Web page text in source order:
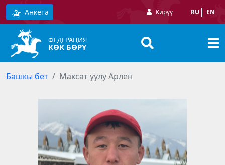
Анкета Кирүү RU EN
ФЕДЕРАЦИЯ
КӨК БӨРҮ
Башкы бет Максат уулу Арлен